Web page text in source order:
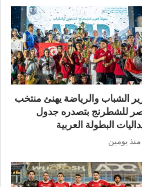
الشباب والرياضة يهنئ منتخب
للشطرنج بتصدره جدول
البطولة العربية
منذ يومين